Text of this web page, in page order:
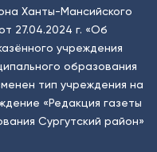
Ханты-Мансийского
27.04.2024 г. «Об
учреждения
образования
тип учреждения на
«Редакция газеты
Сургутский район»